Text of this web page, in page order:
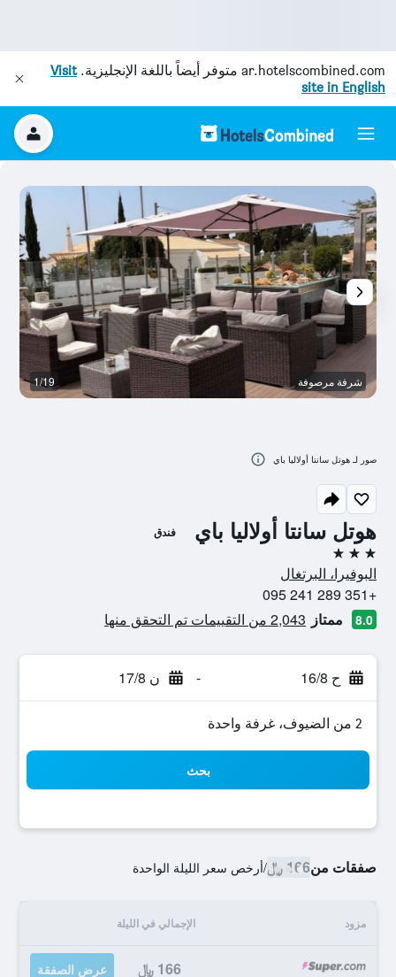
ar.hotelscombined.com متوفر أيضاً باللغة الإنجليزية.Visit
site in English
هوتل سانتا أولاليا باي فندق
3 نجوم
البوفيرا، البرتغال
+351 289 241 095
8.0 ممتاز 2,043 من التقييمات تم التحقق منها
ح 16/8 - ن 17/8
2 من الضيوف، غرفة واحدة
بحث
صفقات من166 ﷼ /أرخص سعر الليلة الواحدة
مزود الإجمالي في الليلة
166 ﷼ عرض الصفقة
شرفة مرصوفة 1/19
صور لـ هوتل سانتا أولاليا باي